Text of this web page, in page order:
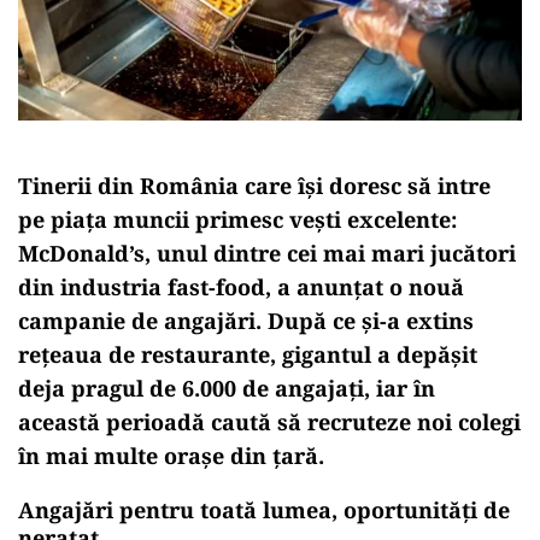
Tinerii din România care își doresc să intre
pe piața muncii primesc vești excelente:
McDonald’s, unul dintre cei mai mari jucători
din industria fast-food, a anunțat o nouă
campanie de angajări. După ce și-a extins
rețeaua de restaurante, gigantul a depășit
deja pragul de 6.000 de angajați, iar în
această perioadă caută să recruteze noi colegi
în mai multe orașe din țară.
Angajări pentru toată lumea, oportunități de